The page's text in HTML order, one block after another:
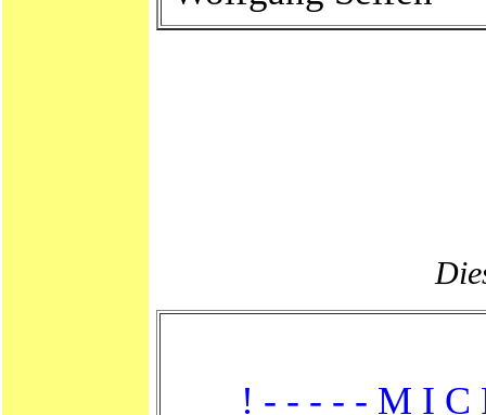
! - - - - - M I C